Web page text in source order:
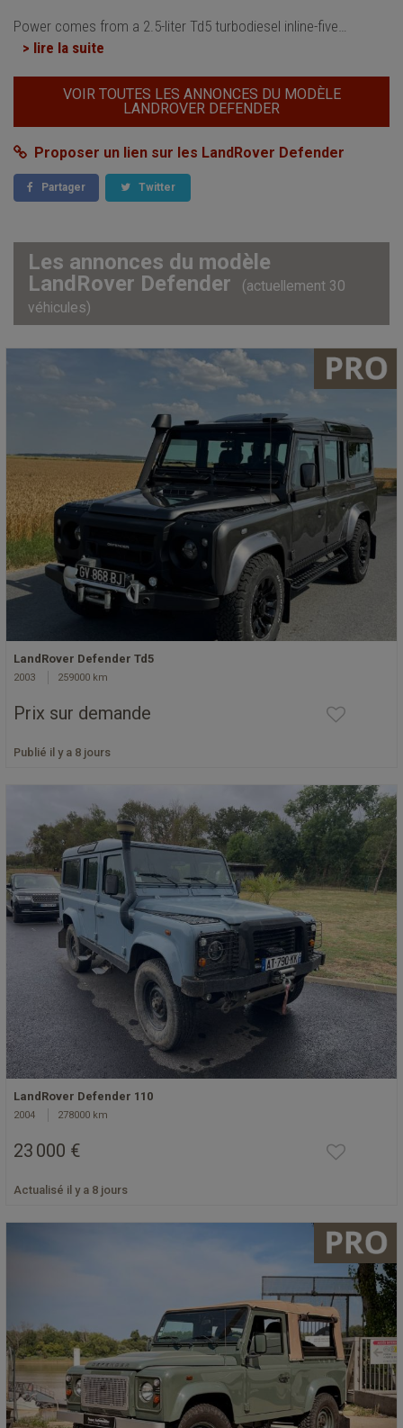
Power comes from a 2.5-liter Td5 turbodiesel inline-five
> lire la suite
VOIR TOUTES LES ANNONCES DU MODÈLE
LANDROVER DEFENDER
Proposer un lien sur les LandRover Defender
Partager Twitter
Les annonces du modèle
LandRover Defender
(actuellement 30
véhicules)
LandRover Defender Td5
2003 259000 km
Prix sur demande
Publié il y a 8 jours
LandRover Defender 110
2004 278000 km
23 000 €
Actualisé il y a 8 jours